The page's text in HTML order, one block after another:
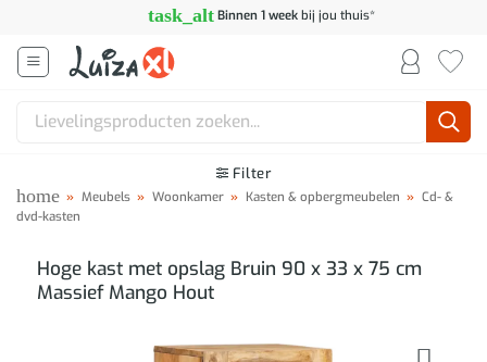
inhoud
task_alt Binnen 1 weekbij jou thuis*
Zoeken
Filter
home » Meubels » Woonkamer » Kasten & opbergmeubelen » Cd- &
dvd-kasten
Hoge kast met opslag Bruin 90 x 33 x 75 cm
Massief Mango Hout